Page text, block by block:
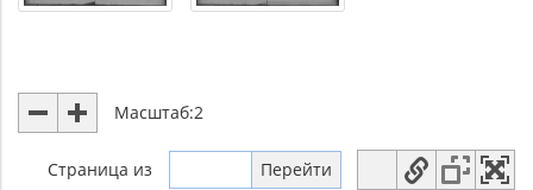
Масштаб:2
Страница из